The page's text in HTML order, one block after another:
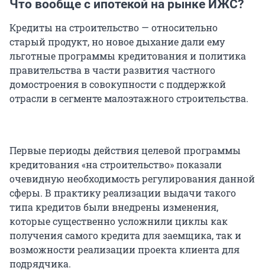
Что вообще с ипотекой на рынке ИЖС?
Кредиты на строительство — относительно
старый продукт, но новое дыхание дали ему
льготные программы кредитования и политика
правительства в части развития частного
домостроения в совокупности с поддержкой
отрасли в сегменте малоэтажного строительства.
Первые периоды действия целевой программы
кредитования «на строительство» показали
очевидную необходимость регулирования данной
сферы. В практику реализации выдачи такого
типа кредитов были внедрены изменения,
которые существенно усложнили циклы как
получения самого кредита для заемщика, так и
возможности реализации проекта клиента для
подрядчика.